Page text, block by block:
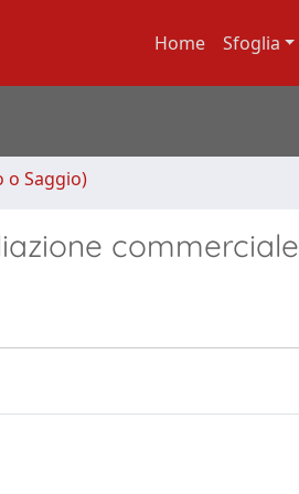
Home Sfoglia
o Saggio)
commerciale